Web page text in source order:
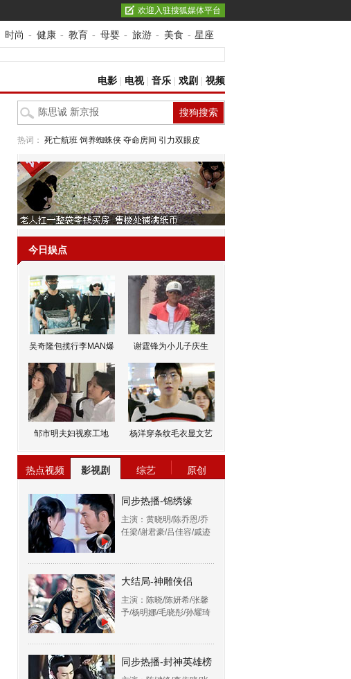
欢迎入驻搜狐媒体平台
时尚 - 健康 - 教育 - 母婴 - 旅游 - 美食 - 星座
电影 电视| 音乐 戏剧 视频
热词： 死亡航班 饲养蜘蛛侠 夺命房间 引力双眼皮
今日娱点
吴奇隆包揽行李MAN爆 谢霆锋为小儿子庆生
邹市明夫妇视察工地 杨洋穿条纹毛衣显文艺
热点视频 影视剧 综艺 原创
同步热播-锦绣缘
主演：黄晓明/陈乔恩/乔
任梁/谢君豪/吕佳容/戚迹
大结局-神雕侠侣
主演：陈晓/陈妍希/张馨
予/杨明娜/毛晓彤/孙耀琦
同步热播-封神英雄榜